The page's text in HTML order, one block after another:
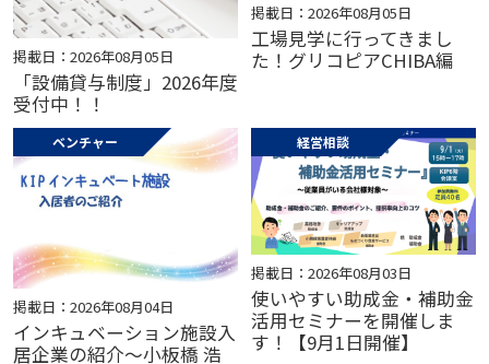
掲載日：2026年08月05日
「設備貸与制度」2026年度
受付中！！
掲載日：2026年08月05日
工場見学に行ってきまし
た！グリコピアCHIBA編
ベンチャー
掲載日：2026年08月04日
インキュベーション施設入
居企業の紹介～小板橋 浩
経営相談
掲載日：2026年08月03日
使いやすい助成金・補助金
活用セミナーを開催しま
す！【9月1日開催】